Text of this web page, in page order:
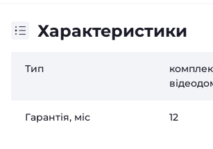
Характеристики
Тип
Гарантія, міс 12